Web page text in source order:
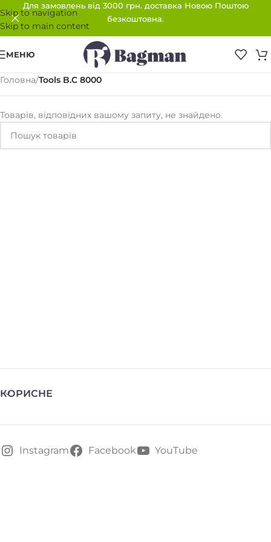
Skip to navigation
Skip to main content
Для замовлень від 3000 грн. доставка Новою Поштою
безкоштовна.
МЕНЮ
Головна/Tools B.C 8000
Товарів, відповідних вашому запиту, не знайдено.
КОРИСНЕ
Instagram Facebook YouTube